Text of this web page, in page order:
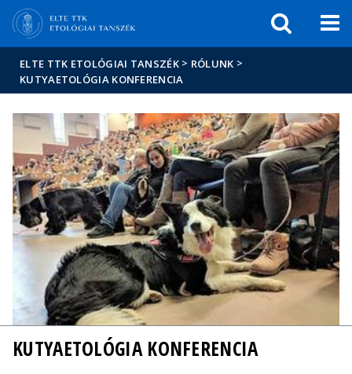
sajtóban
ELTE TTK ETOLÓGIAI TANSZÉK > RÓLUNK >
KUTYAETOLÓGIA KONFERENCIA
KUTYAETOLÓGIA KONFERENCIA